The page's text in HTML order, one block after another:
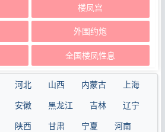
楼凤宫
外围约炮
全国楼凤性息
河北 山西 内蒙古
上海
安徽 黑龙江 吉林
辽宁
陕西 甘肃 宁夏
河南